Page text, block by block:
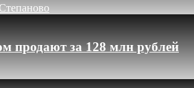
продают за 128 млн рублей